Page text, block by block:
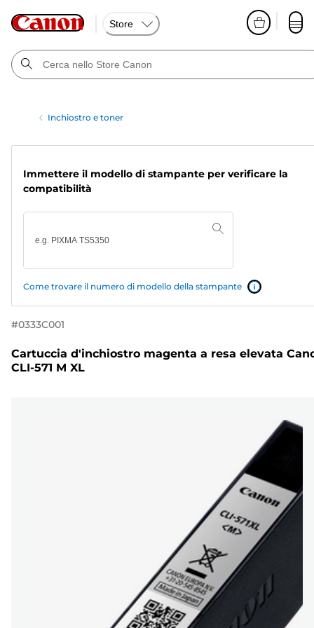
Store
Inchiostro e toner
Immettere il modello di stampante per verificare la
compatibilità
Come trovare il numero di modello della stampante
#0333C001
Cartuccia d'inchiostro magenta a resa elevata
CLI-571 M XL